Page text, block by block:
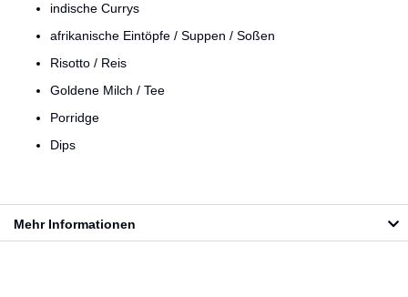
indische Currys
afrikanische Eintöpfe / Suppen / Soßen
Risotto / Reis
Goldene Milch / Tee
Porridge
Dips
Mehr Informationen